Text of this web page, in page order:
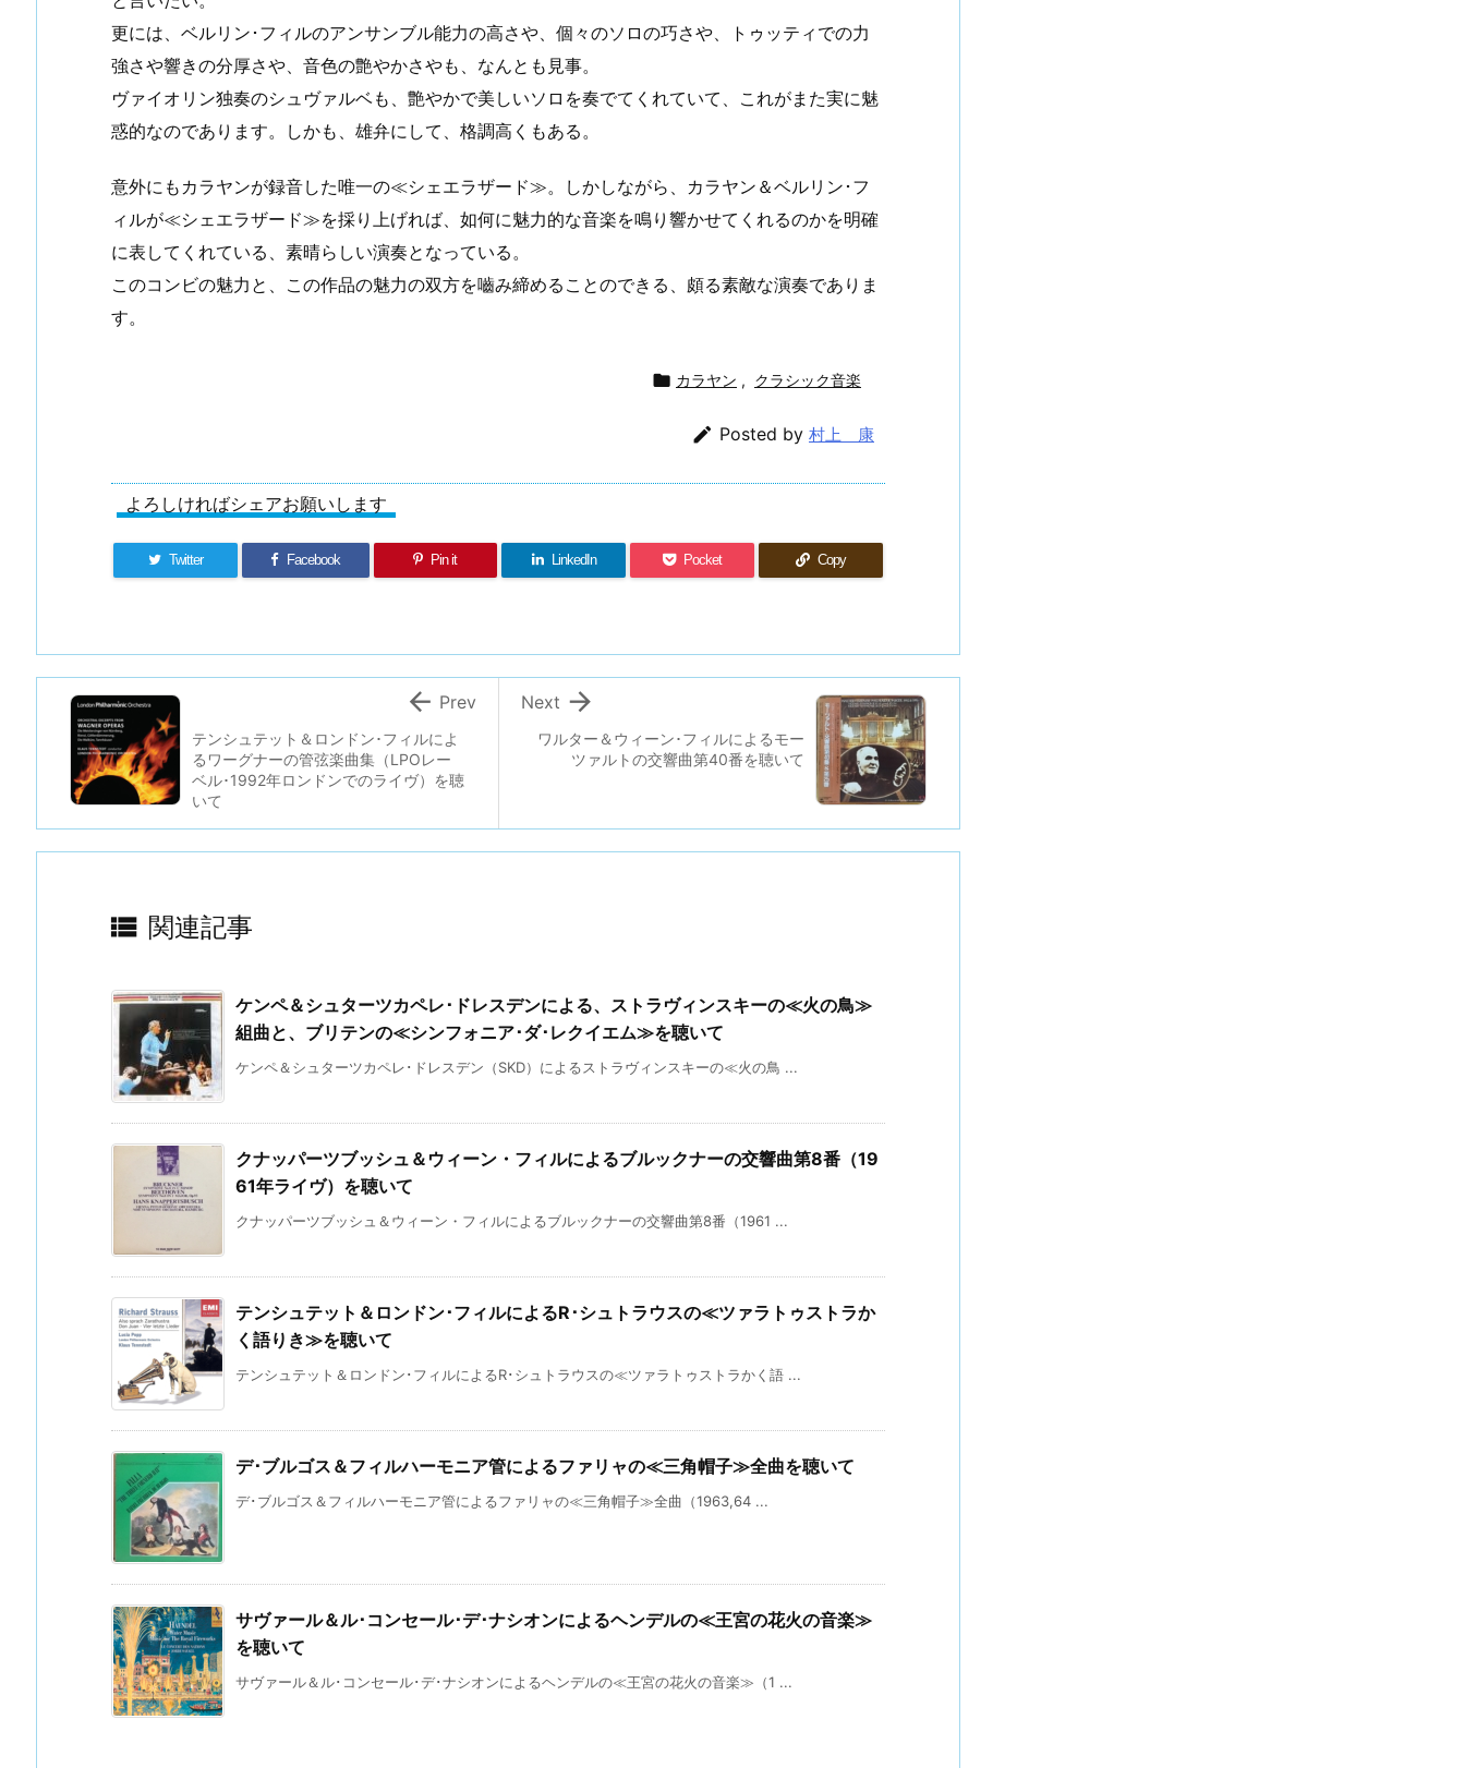
更には、ベルリン･フィルのアンサンブル能力の高さや、個々のソロの巧さや、トゥッティでの力
強さや響きの分厚さや、音色の艶やかさやも、なんとも見事。
ヴァイオリン独奏のシュヴァルベも、艶やかで美しいソロを奏でてくれていて、これがまた実に魅
惑的なのであります。しかも、雄弁にして、格調高くもある。
意外にもカラヤンが録音した唯一の≪シェエラザード≫。しかしながら、カラヤン＆ベルリン･フ
ィルが≪シェエラザード≫を採り上げれば、如何に魅力的な音楽を鳴り響かせてくれるのかを明確
に表してくれている、素晴らしい演奏となっている。
このコンビの魅力と、この作品の魅力の双方を嚙み締めることのできる、頗る素敵な演奏でありま
す。
 カラヤン , クラシック音楽
 Posted by 村上 康
よろしければシェアお願いします
Twitter Facebook Pin it LinkedIn Pocket Copy
ワルター＆ウィーン･フィルによるモー
ツァルトの交響曲第40番を聴いて

Next
テンシュテット＆ロンドン･フィルによ
るワーグナーの管弦楽曲集（LPOレー
ベル･1992年ロンドンでのライヴ）を聴
いて
 Prev
 関連記事
ケンペ＆シュターツカペレ･ドレスデンによる、ストラヴィンスキーの≪火の鳥≫
組曲と、ブリテンの≪シンフォニア･ダ･レクイエム≫を聴いて
ケンペ＆シュターツカペレ･ドレスデン（SKD）によるストラヴィンスキーの≪火の鳥 ...
クナッパーツブッシュ＆ウィーン・フィルによるブルックナーの交響曲第8番（19
61年ライヴ）を聴いて
クナッパーツブッシュ＆ウィーン・フィルによるブルックナーの交響曲第8番（1961 ...
テンシュテット＆ロンドン･フィルによるR･シュトラウスの≪ツァラトゥストラか
く語りき≫を聴いて
テンシュテット＆ロンドン･フィルによるR･シュトラウスの≪ツァラトゥストラかく語 ...
デ･ブルゴス＆フィルハーモニア管によるファリャの≪三角帽子≫全曲を聴いて
デ･ブルゴス＆フィルハーモニア管によるファリャの≪三角帽子≫全曲（1963,64 ...
サヴァール＆ル･コンセール･デ･ナシオンによるヘンデルの≪王宮の花火の音楽≫
を聴いて
サヴァール＆ル･コンセール･デ･ナシオンによるヘンデルの≪王宮の花火の音楽≫（1 ...